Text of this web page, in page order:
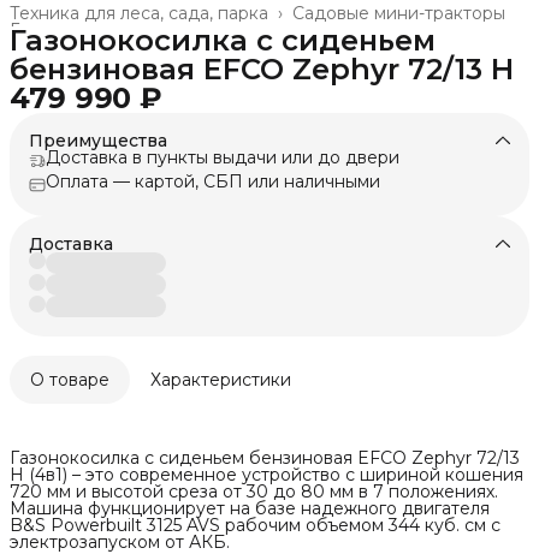
Садовые мини-тракторы
Техника для леса, сада, парка ›
Главная
Газонокосилка с сиденьем
бензиновая EFCO Zephyr 72/13 H
479 990 ₽
Преимущества
Доставка в пункты выдачи или до двери
Оплата — картой, СБП или наличными
Доставка
О товаре Характеристики
Газонокосилка с сиденьем бензиновая EFCO Zephyr 72/13
H (4в1) – это современное устройство с шириной кошения
720 мм и высотой среза от 30 до 80 мм в 7 положениях.
Машина функционирует на базе надежного двигателя
B&S Powerbuilt 3125 AVS рабочим объемом 344 куб. см с
электрозапуском от АКБ.